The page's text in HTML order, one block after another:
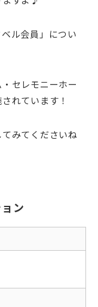
ル会員」につい
セレモニーホー
れています！
みてくださいね
ン